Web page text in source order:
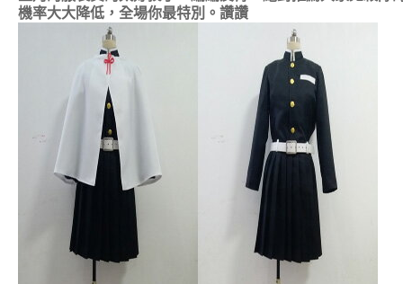
機率大大降低，全場你最特別。讚讚